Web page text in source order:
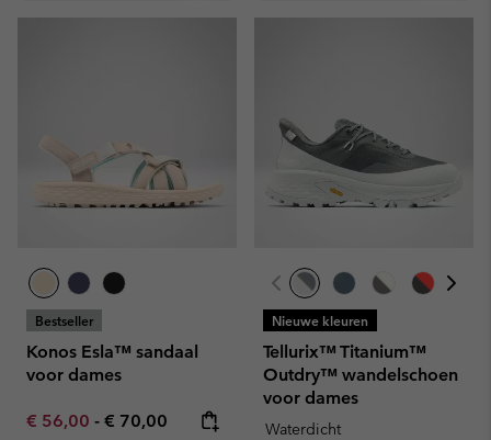
Bestseller
Konos Esla™ sandaal
voor dames
Minimum sale price:
€ 56,00 - Maximum price:
€ 70,00
Nieuwe kleuren
Tellurix™ Titanium™
Outdry™ wandelschoen
voor dames
Waterdicht